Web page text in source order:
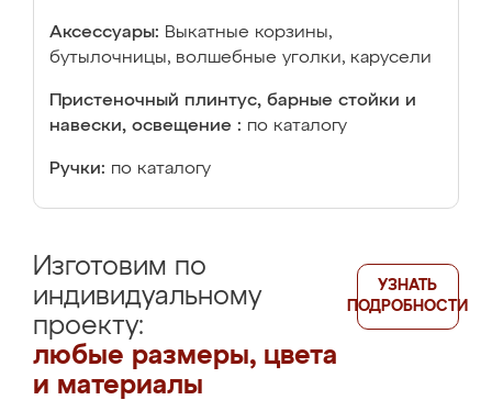
Аксессуары: Выкатные корзины,
бутылочницы, волшебные уголки, карусели
Пристеночный плинтус, барные стойки и
навески, освещение : по каталогу
Ручки: по каталогу
Изготовим по
индивидуальному
проекту:
любые размеры, цвета
и материалы
УЗНАТЬ
ПОДРОБНОСТИ